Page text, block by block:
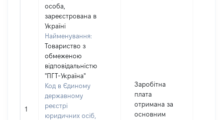
1
особа,
зареєстрована в
Україні
Найменування:
Товариство з
обмеженою
відповідальністю
"ПГТ-Україна"
Код в Єдиному
державному
реєстрі
юридичних осіб,
Заробітна
плата
отримана за
основним